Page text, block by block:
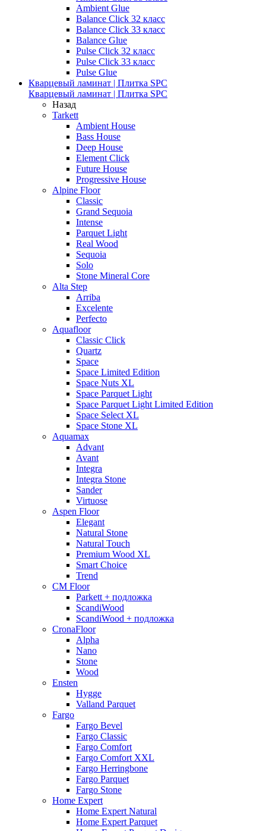
Ambient Glue
Balance Click 32 класс
Balance Click 33 класс
Balance Glue
Pulse Click 32 класс
Pulse Click 33 класс
Pulse Glue
Кварцевый ламинат | Плитка SPC
Кварцевый ламинат | Плитка SPC
Назад
Tarkett
Ambient House
Bass House
Deep House
Element Click
Future House
Progressive House
Alpine Floor
Classic
Grand Sequoia
Intense
Parquet Light
Real Wood
Sequoia
Solo
Stone Mineral Core
Alta Step
Arriba
Excelente
Perfecto
Aquafloor
Classic Click
Quartz
Space
Space Limited Edition
Space Nuts XL
Space Parquet Light
Space Parquet Light Limited Edition
Space Select XL
Space Stone XL
Aquamax
Advant
Avant
Integra
Integra Stone
Sander
Virtuose
Aspen Floor
Elegant
Natural Stone
Natural Touch
Premium Wood XL
Smart Choice
Trend
CM Floor
Parkett + подложка
ScandiWood
ScandiWood + подложка
CronaFloor
Alpha
Nano
Stone
Wood
Ensten
Hygge
Valland Parquet
Fargo
Fargo Bevel
Fargo Classic
Fargo Comfort
Fargo Comfort XXL
Fargo Herringbone
Fargo Parquet
Fargo Stone
Home Expert
Home Expert Natural
Home Expert Parquet